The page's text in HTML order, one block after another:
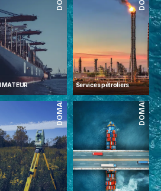
Services pétroliers
DOMAINES DOMAINES